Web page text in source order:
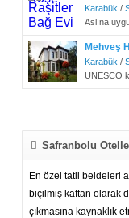
Karabük /
Aslına
Mehveş
Karabük /
UNESCO
Safranbolu
En özel tatil beldeleri
biçilmiş kaftan olarak
çıkmasına kaynaklık